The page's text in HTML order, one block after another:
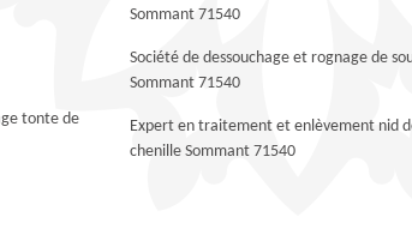
tonte de
Sommant 71540
Société de dessouchage et rognage de
Sommant 71540
Expert en traitement et enlèvement nid
chenille Sommant 71540